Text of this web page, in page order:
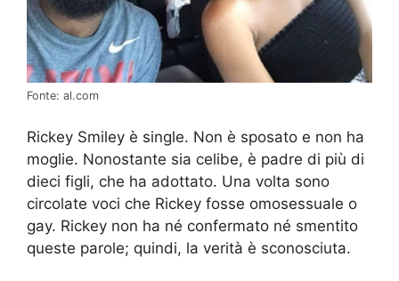
Fonte: al.com
Rickey Smiley è single. Non è sposato e non ha
moglie. Nonostante sia celibe, è padre di più di
dieci figli, che ha adottato. Una volta sono
circolate voci che Rickey fosse omosessuale o
gay. Rickey non ha né confermato né smentito
queste parole; quindi, la verità è sconosciuta.